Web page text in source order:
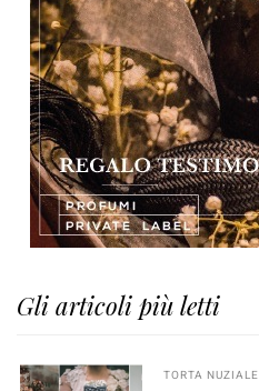
Gli articoli più letti
TORTA NUZIALE